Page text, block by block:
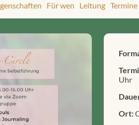
Für wen Leitung
Uhr
Ort: